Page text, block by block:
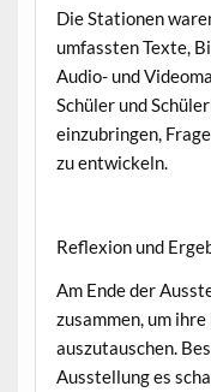
Die Stationen
umfassten Texte,
Audio- und
Schüler und
einzubringen,
zu entwickeln.
Reflexion und
Am Ende der
zusammen, um
auszutauschen.
Ausstellung es